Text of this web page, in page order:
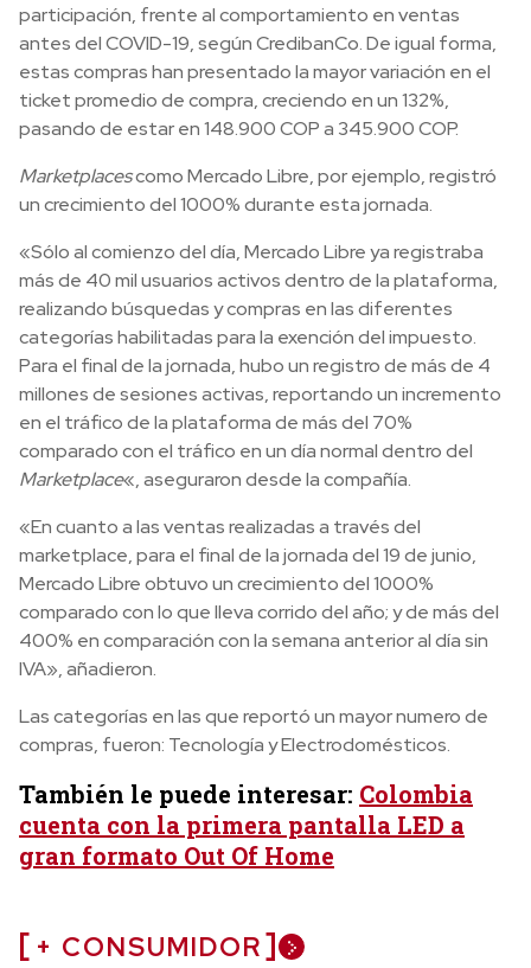
participación, frente al comportamiento en ventas
antes del COVID-19, según CredibanCo. De igual forma,
estas compras han presentado la mayor variación en el
ticket promedio de compra, creciendo en un 132%,
pasando de estar en 148.900 COP a 345.900 COP.
Marketplacescomo Mercado Libre, por ejemplo, registró
un crecimiento del 1000% durante esta jornada.
«Sólo al comienzo del día, Mercado Libre ya registraba
más de 40 mil usuarios activos dentro de la plataforma,
realizando búsquedas y compras en las diferentes
categorías habilitadas para la exención del impuesto.
Para el final de la jornada, hubo un registro de más de 4
millones de sesiones activas, reportando un incremento
en el tráfico de la plataforma de más del 70%
comparado con el tráfico en un día normal dentro del
Marketplace«, aseguraron desde la compañía.
«En cuanto a las ventas realizadas a través del
marketplace, para el final de la jornada del 19 de junio,
Mercado Libre obtuvo un crecimiento del 1000%
comparado con lo que lleva corrido del año; y de más del
400% en comparación con la semana anterior al día sin
IVA», añadieron.
Las categorías en las que reportó un mayor numero de
compras, fueron: Tecnología y Electrodomésticos.
También le puede interesar: Colombia
cuenta con la primera pantalla LED a
gran formato Out Of Home
+ CONSUMIDOR